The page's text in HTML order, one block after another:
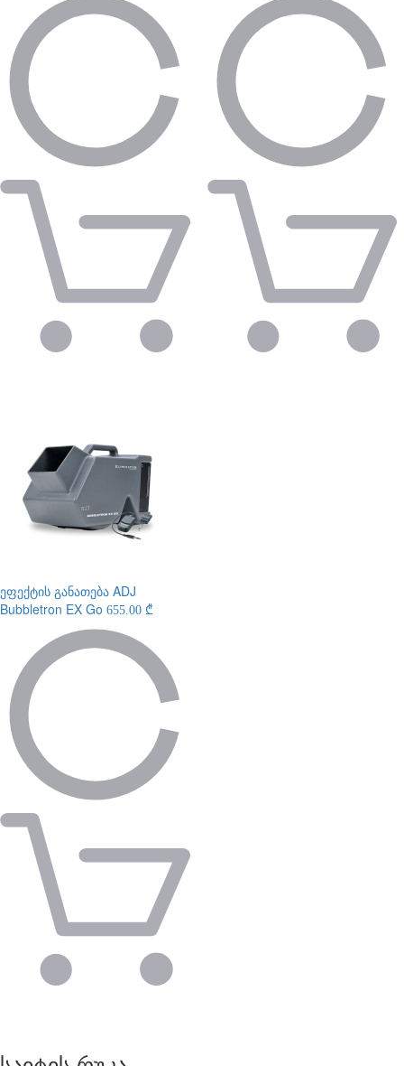
ეფექტის განათება ADJ
Bubbletron EX Go 655.00 ₾